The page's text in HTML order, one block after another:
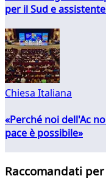
per il Sud e
Chiesa Italiana
«Perché noi dell'Ac
pace è possibile»
Raccomandati